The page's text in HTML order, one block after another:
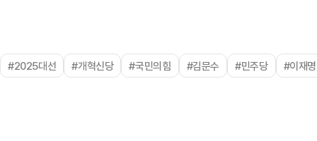
#2025대선 #개혁신당 #국민의힘 #김문수 #민주당 #이재명